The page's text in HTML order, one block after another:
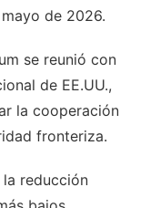
de 2026.
se reunió con
de EE.UU.,
la cooperación
fronteriza.
la reducción